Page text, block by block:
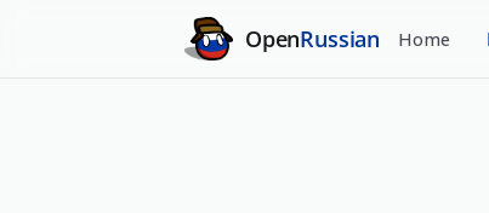
OpenRussian Home